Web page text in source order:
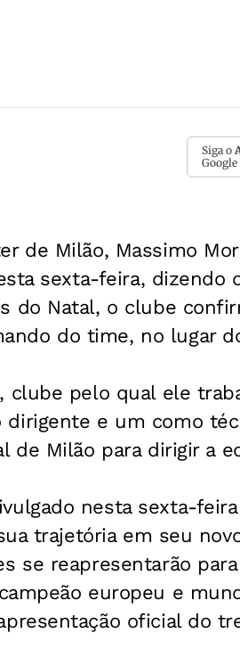
Siga o
Google
de Milão, Massimo
sexta-feira, dizendo
do Natal, o clube
do time, no lugar
clube pelo qual ele
dirigente e um como
de Milão para dirigir a
nesta sexta-
trajetória em seu
se reapresentarão
europeu e
oficial do